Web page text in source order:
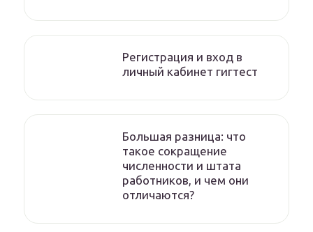
Регистрация и вход в
личный кабинет гигтест
Большая разница: что
такое сокращение
численности и штата
работников, и чем они
отличаются?